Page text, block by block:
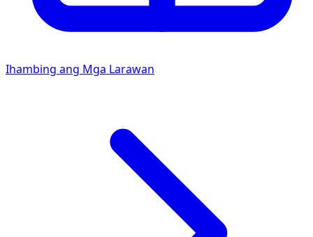
Ihambing ang Mga Larawan